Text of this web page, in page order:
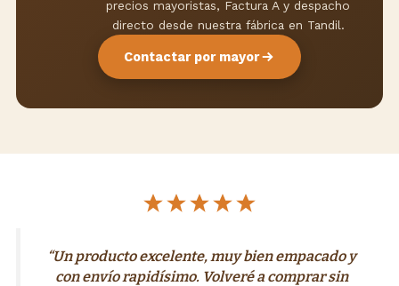
precios mayoristas, Factura A y despacho
directo desde nuestra fábrica en Tandil.
Contactar por mayor
“Un producto excelente, muy bien empacado y
con envío rapidísimo. Volveré a comprar sin